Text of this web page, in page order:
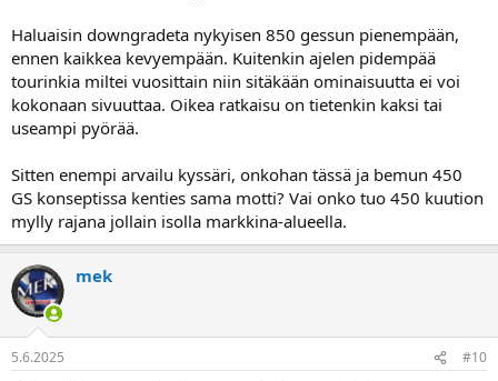
Haluaisin downgradeta nykyisen 850 gessun pienempään,
ennen kaikkea kevyempään. Kuitenkin ajelen pidempää
tourinkia miltei vuosittain niin sitäkään ominaisuutta ei voi
kokonaan sivuuttaa. Oikea ratkaisu on tietenkin kaksi tai
useampi pyörää.
Sitten enempi arvailu kyssäri, onkohan tässä ja bemun 450
GS konseptissa kenties sama motti? Vai onko tuo 450 kuution
mylly rajana jollain isolla markkina-alueella.
mek
5.6.2025 #10